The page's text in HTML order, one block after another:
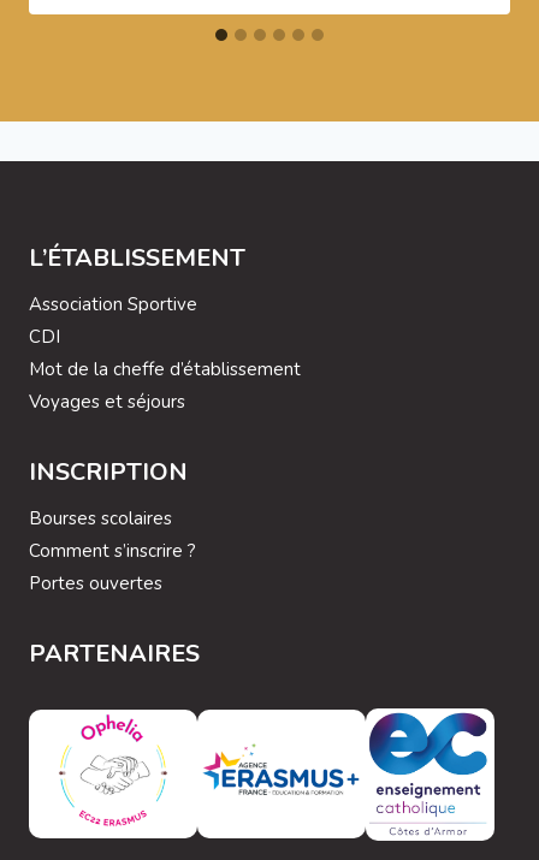
L’ÉTABLISSEMENT
Association Sportive
CDI
Mot de la cheffe d’établissement
Voyages et séjours
INSCRIPTION
Bourses scolaires
Comment s’inscrire ?
Portes ouvertes
PARTENAIRES